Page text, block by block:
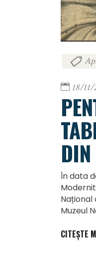
18/
În data
Muzeul
CITEȘTE